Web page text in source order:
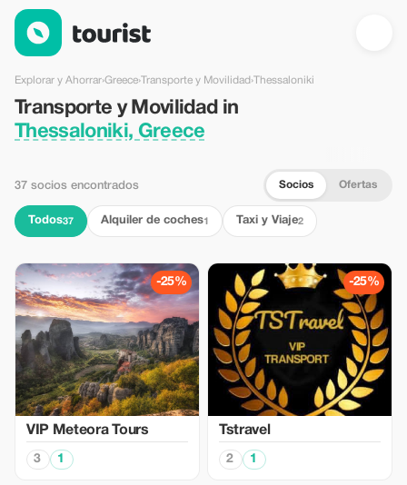
Transporte y Movilidad en Thessaloniki, Greece — Tourist
Explorar y Ahorrar›Greece›Transporte y Movilidad ›Thessaloniki
Transporte y Movilidad in
Thessaloniki, Greece
37 socios encontrados Socios Ofertas
Todos37 Alquiler de coches1 Taxi y Viaje2
-25%
VIP Meteora Tours
3 1
-25%
Tstravel
2 1